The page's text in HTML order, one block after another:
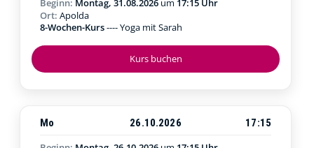
Kurs buchen
Beginn: Montag, 31.08.2026 um 17:15 Uhr
Ort: Apolda
8-Wochen-Kurs---- Yoga mit Sarah
Mo 26.10.2026
17:15